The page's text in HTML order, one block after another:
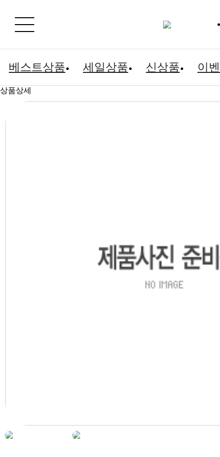
베스트상품 세일상품 신상품 이
상품상세